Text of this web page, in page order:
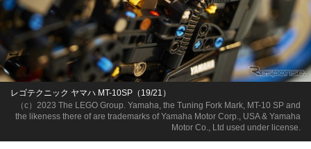
（c）2023 The LEGO Group. Yamaha, the Tuning Fork Mark, MT-10 SP and
the likeness there of are trademarks of Yamaha Motor Corp., USA & Yamaha
Motor Co., Ltd used under license.
レゴテクニック ヤマハ MT-10SP（19/21）